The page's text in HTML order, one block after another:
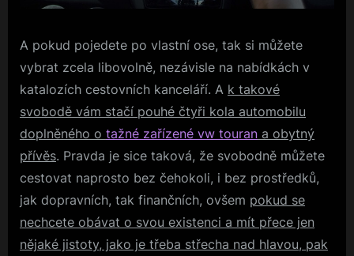
A pokud pojedete po vlastní ose, tak si můžete
vybrat zcela libovolně, nezávisle na nabídkách v
katalozích cestovních kanceláří. A k takové
svobodě vám stačí pouhé čtyři kola automobilu
doplněného o tažné zařízené vw touran a obytný
přívěs. Pravda je sice taková, že svobodně můžete
cestovat naprosto bez čehokoli, i bez prostředků,
jak dopravních, tak finančních, ovšem pokud se
nechcete obávat o svou existenci a mít přece jen
nějaké jistoty, jako je třeba střecha nad hlavou, pak